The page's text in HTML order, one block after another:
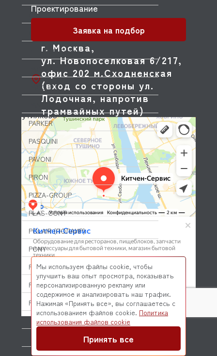
ORVED
OZTIRYAKILER
P.L. Proff Cuisine
PACKVAC
PACOJET
PANERO
PARKER
PASQUINI
PAVONI
PIRON
PIZZA-GROUP
PLAS-CONT
POLAIR (ПОЛАИР)
PONY
POPCAKE
PRATICA
PRIMAX
PRIMUS
г. Москва,
ул. Новопоселковая 6/217,
офис 202 м.Сходненская
(вход со стороны ул.
Лодочная, напротив
трамвайных путей)
Проектирование
Заявка на подбор
© 2026 Kitchen-Service.com Интернет-магазин запчастей
и оборудования профессиональной кухни
Мы используем файлы cookie, чтобы
улучшить ваш опыт просмотра, показывать
персонализированную рекламу или
содержимое и анализировать наш трафик.
Нажимая «Принять все», вы соглашаетесь с
использованием файлов cookie. Политика
использования файлов cookie
Принять все